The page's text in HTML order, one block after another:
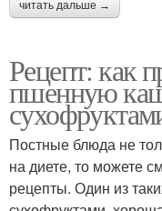
читать дальше →
Рецепт: как
пшенную
Постные блюда не
на диете, то можете
рецепты. Один из